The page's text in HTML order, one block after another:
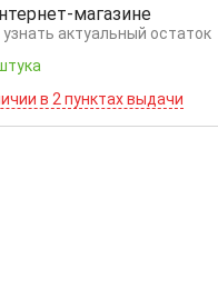
магазине
актуальный остаток
в 2 пунктах выдачи